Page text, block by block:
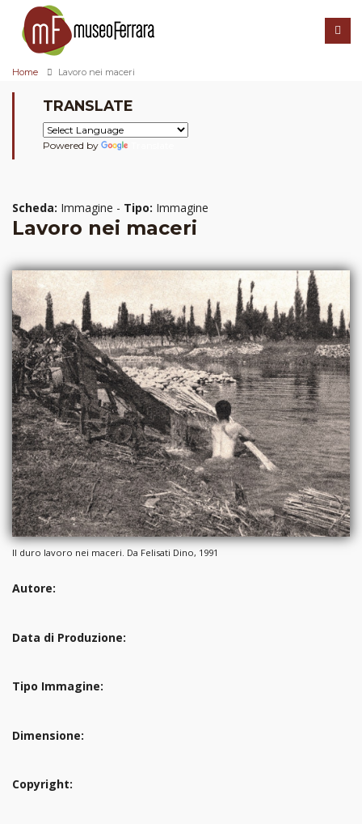
Home Lavoro nei maceri
TRANSLATE
Powered by
Scheda: Immagine - Tipo: Immagine
Lavoro nei maceri
ll duro lavoro nei maceri. Da Felisati Dino, 1991
Autore:
Data di Produzione:
Tipo Immagine:
Dimensione:
Copyright: